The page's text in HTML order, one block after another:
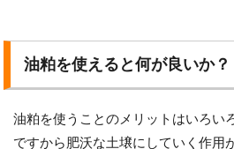
油粕を使えると何が良いか？
油粕を使うことのメリットはいろい
ですから肥沃な土壌にしていく作用